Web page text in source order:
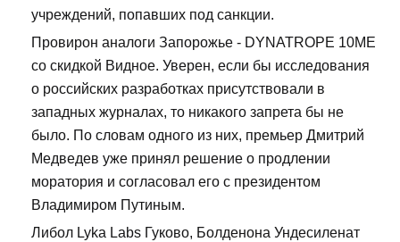
учреждений, попавших под санкции.
Провирон аналоги Запорожье - DYNATROPE 10ME
со скидкой Видное. Уверен, если бы исследования
о российских разработках присутствовали в
западных журналах, то никакого запрета бы не
было. По словам одного из них, премьер Дмитрий
Медведев уже принял решение о продлении
моратория и согласовал его с президентом
Владимиром Путиным.
Либол Lyka Labs Гуково, Болденона Ундесиленат